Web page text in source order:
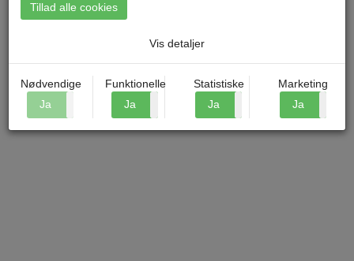
Tillad alle cookies
Vis detaljer
Nødvendige
Ja
Funktionelle
Ja
Statistiske
Ja
Marketing
Ja